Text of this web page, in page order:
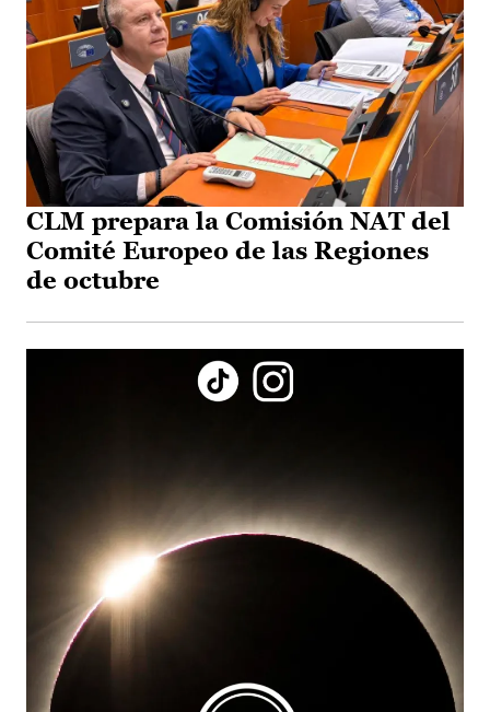
CLM prepara la Comisión NAT del
Comité Europeo de las Regiones
de octubre